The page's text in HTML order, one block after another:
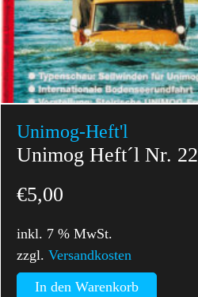
Unimog-Heft'l
Unimog Heft´l Nr. 22
€5,00
inkl. 7 % MwSt.
zzgl.Versandkosten
In den Warenkorb